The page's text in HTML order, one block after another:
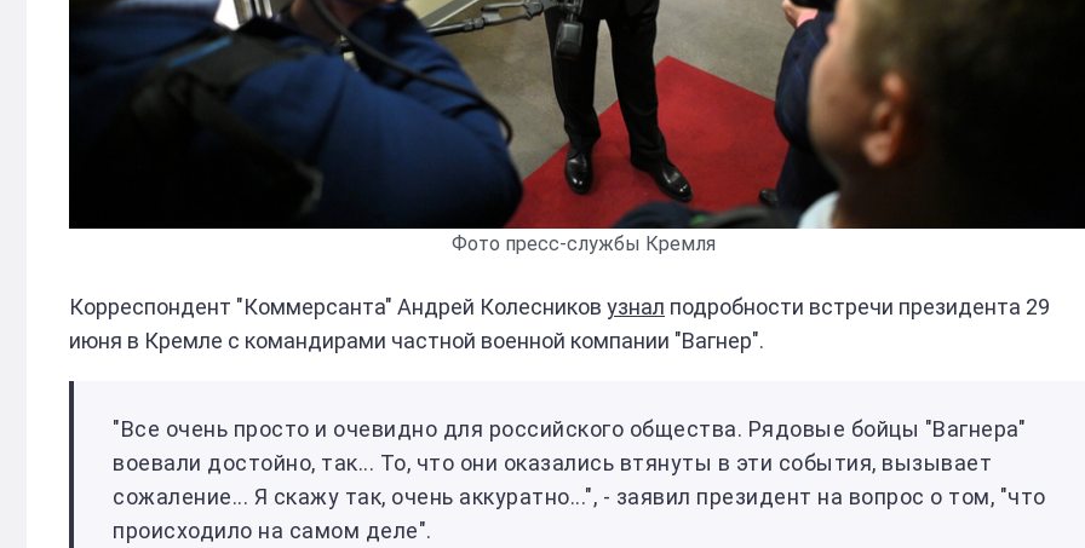
Фото пресс-службы Кремля
Корреспондент "Коммерсанта" Андрей Колесников узнал подробности встречи президента 29
июня в Кремле с командирами частной военной компании "Вагнер".
"Все очень просто и очевидно для российского общества. Рядовые бойцы "Вагнера"
воевали достойно, так... То, что они оказались втянуты в эти события, вызывает
сожаление... Я скажу так, очень аккуратно...", - заявил президент на вопрос о том, "что
происходило на самом деле".